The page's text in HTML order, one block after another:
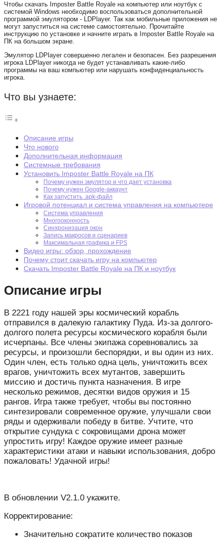
Чтобы скачать Imposter Battle Royale на компьютер или ноутбук с
системой Windows необходимо воспользоваться дополнительной
программой эмулятором - LDPlayer. Так как мобильные приложения не
могут запуститься на системе самостоятельно. Прочитайте
инструкцию по установке и начните играть в Imposter Battle Royale на
ПК на большом экране.
Эмулятор LDPlayer совершенно легален и безопасен. Без разрешения
игрока LDPlayer никогда не будет устанавливать какие-либо
программы на ваш компьютер или нарушать конфиденциальность
игрока.
Что вы узнаете:
Описание игры
Что нового
Дополнительная информация
Системные требования
Установить Imposter Battle Royale на ПК
Почему нужен эмулятор и что дает установка
Почему нужен Google-аккаунт
Как запустить .apk-файл
Игровой потенциал и система управления на компьютере
Система управления
Многооконность
Синхронизация окон
Запись макросов и сценариев
Максимальная графика и FPS
Видео игры: обзор, прохождение
Почему стоит скачать игру на компьютер
Скачать Imposter Battle Royale на ПК и ноутбук
Описание игры
В 2221 году нашей эры космический корабль
отправился в далекую галактику Пуда. Из-за долгого-
долгого полета ресурсы космического корабля были
исчерпаны. Все члены экипажа соревновались за
ресурсы, и произошли беспорядки, и вы один из них.
Один член, есть только одна цель, уничтожить всех
врагов, уничтожить всех мутантов, завершить
миссию и достичь пункта назначения. В игре
несколько режимов, десятки видов оружия и 15
рангов. Игра также требует, чтобы вы постоянно
синтезировали современное оружие, улучшали свои
ряды и одерживали победу в битве. Учтите, что
открытие сундука с сокровищами дрона может
упростить игру! Каждое оружие имеет разные
характеристики атаки и навыки использования, добро
пожаловать! Удачной игры!
В обновлении V2.1.0 укажите.
Корректирование:
Значительно сократите количество показов